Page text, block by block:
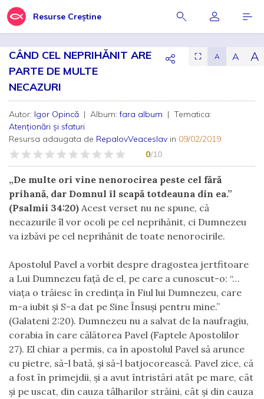
Resurse Creștine
CÂND CEL NEPRIHĂNIT ARE
PARTE DE MULTE
NECAZURI
⛶ A A A
Autor: Igor Opincă | Album:fara album | Tematica:
Atenționări și sfaturi
Resursa adaugata de RepalovVeaceslav in 09/02/2019
0/10
„De multe ori vine nenorocirea peste cel fără
prihană, dar Domnul îl scapă totdeauna din ea.”
(Psalmii 34:20) Acest verset nu ne spune, că
necazurile îl vor ocoli pe cel neprihănit, ci Dumnezeu
va izbăvi pe cel neprihănit de toate nenorocirile.
Apostolul Pavel a vorbit despre dragostea jertfitoare
a Lui Dumnezeu față de el, pe care a cunoscut-o: “…
viața o trăiesc în credinţa în Fiul lui Dumnezeu, care
m-a iubit şi S-a dat pe Sine Însuşi pentru mine.”
(Galateni 2:20). Dumnezeu nu a salvat de la naufragiu,
corabia în care călătorea Pavel (Faptele Apostolilor
27). El chiar a permis, ca în apostolul Pavel să arunce
cu pietre, să-l bată, și să-l batjocorească. Pavel zice, că
a fost în primejdii, și a avut întristări atât pe mare, cât
și pe uscat, din cauza tâlharilor străini, cât și din cauza